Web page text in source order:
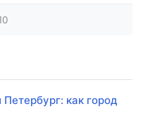
как город